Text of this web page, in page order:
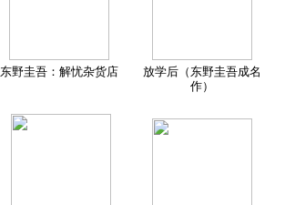
东野圭吾：解忧杂货店
放学后（东野圭吾成名
作）